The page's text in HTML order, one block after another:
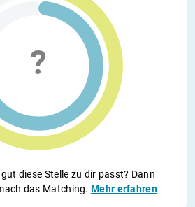
diese Stelle zu dir passt? Dann
das Matching.Mehr erfahren